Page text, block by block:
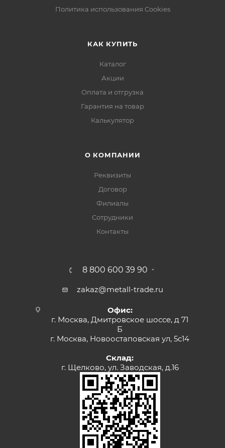
Политика использования Cookies
КАК КУПИТЬ
Каталог
Акции
Оплата и отгрузка
Гарантия на товар
Калькулятор
О КОМПАНИИ
Реквизиты
Договор
Филиалы
Сотрудники
Контакты
8 800 600 39 90
zakaz@metall-trade.ru
Офис:
г. Москва, Дмитровское шоссе, д 71
Б
г. Москва, Новоостаповская ул, 5с14
Склад:
г. Щелково, ул. Заводская, д.16